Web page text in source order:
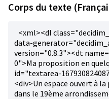
Corps du texte
<xml><dl
data-
version="0.8.3"><dt
0">Ma proposition en
id="textarea-
<div>Un espace ouvert à
dans le 19ème